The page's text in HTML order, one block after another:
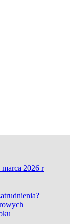
2026 r